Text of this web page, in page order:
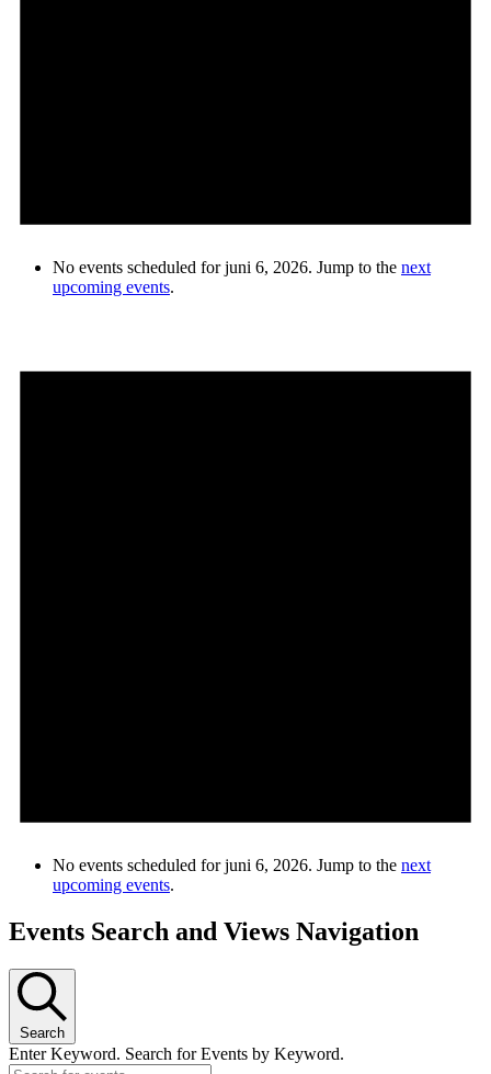
No events scheduled for juni 6, 2026. Jump to the next
upcoming events.
No events scheduled for juni 6, 2026. Jump to the next
upcoming events.
Events Search and Views Navigation
Search
Enter Keyword. Search for Events by Keyword.